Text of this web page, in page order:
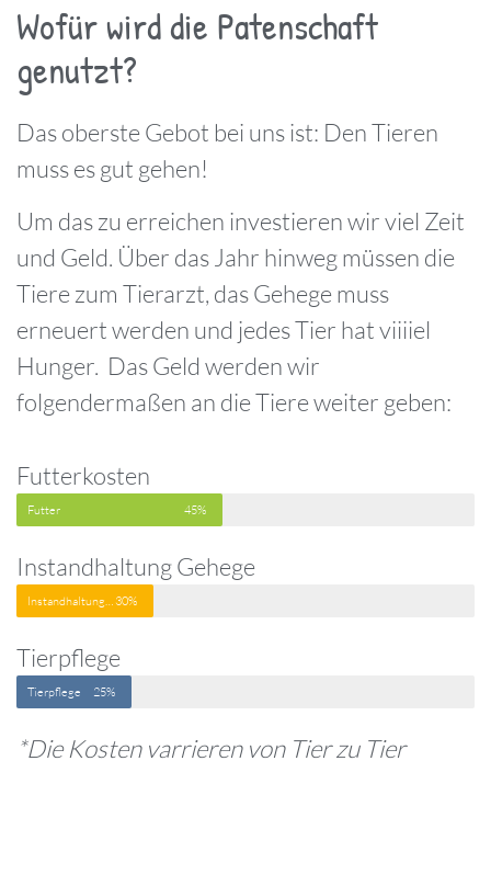
Wofür wird die Patenschaft
genutzt?
Das oberste Gebot bei uns ist: Den Tieren
muss es gut gehen!
Um das zu erreichen investieren wir viel Zeit
und Geld. Über das Jahr hinweg müssen die
Tiere zum Tierarzt, das Gehege muss
erneuert werden und jedes Tier hat viiiiel
Hunger. Das Geld werden wir
folgendermaßen an die Tiere weiter geben:
Futterkosten
Futter 45%
Instandhaltung Gehege
Instandhaltung Gehege30%
Tierpflege
Tierpflege 25%
*Die Kosten varrieren von Tier zu Tier